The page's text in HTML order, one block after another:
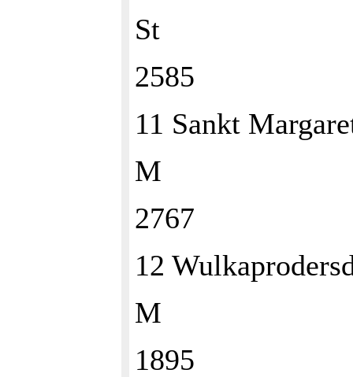
St
2585
11 Sankt
M
2767
12
M
1895